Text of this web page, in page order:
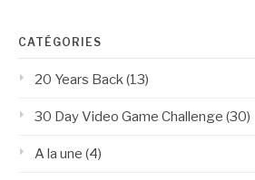
CATÉGORIES
20 Years Back(13)
30 Day Video Game Challenge (30)
A la une (4)